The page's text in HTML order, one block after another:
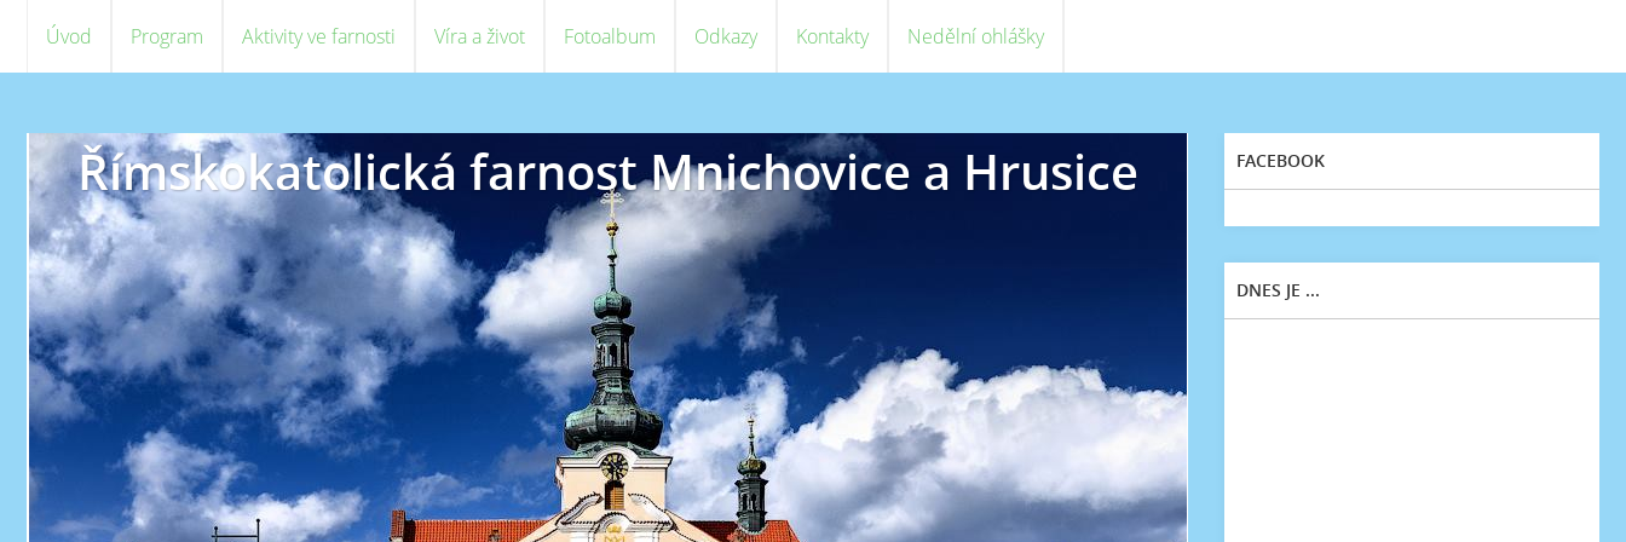
Úvod Program Aktivity ve farnosti Víra a život Fotoalbum Odkazy Kontakty Nedělní ohlášky
Římskokatolická farnost Mnichovice a Hrusice FACEBOOK
DNES JE ...